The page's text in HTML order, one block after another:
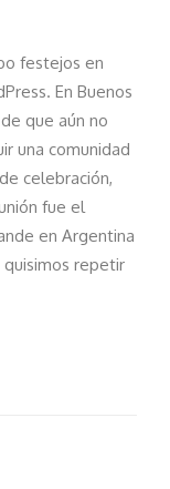
festejos en
En Buenos
que aún no
una comunidad
celebración,
fue el
en Argentina
quisimos repetir